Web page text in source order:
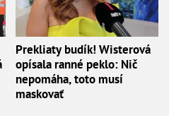
Prekliaty budík! Wisterová
opísala ranné peklo: Nič
nepomáha, toto musí
maskovať